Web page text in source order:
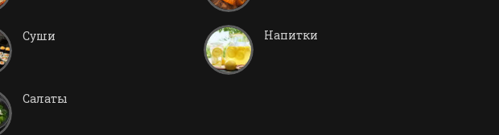
Суши
Салаты
Напитки